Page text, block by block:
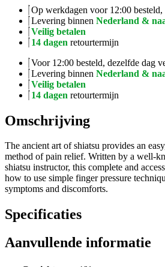
Op werkdagen voor 12:00 besteld,
Levering binnen Nederland &
Veilig betalen
14 dagen retourtermijn
Voor 12:00 besteld, dezelfde dag
Levering binnen Nederland &
Veilig betalen
14 dagen retourtermijn
Omschrijving
The ancient art of shiatsu provides an
method of pain relief. Written by a well-
shiatsu instructor, this complete and
how to use simple finger pressure
symptoms and discomforts.
Specificaties
Aanvullende informatie